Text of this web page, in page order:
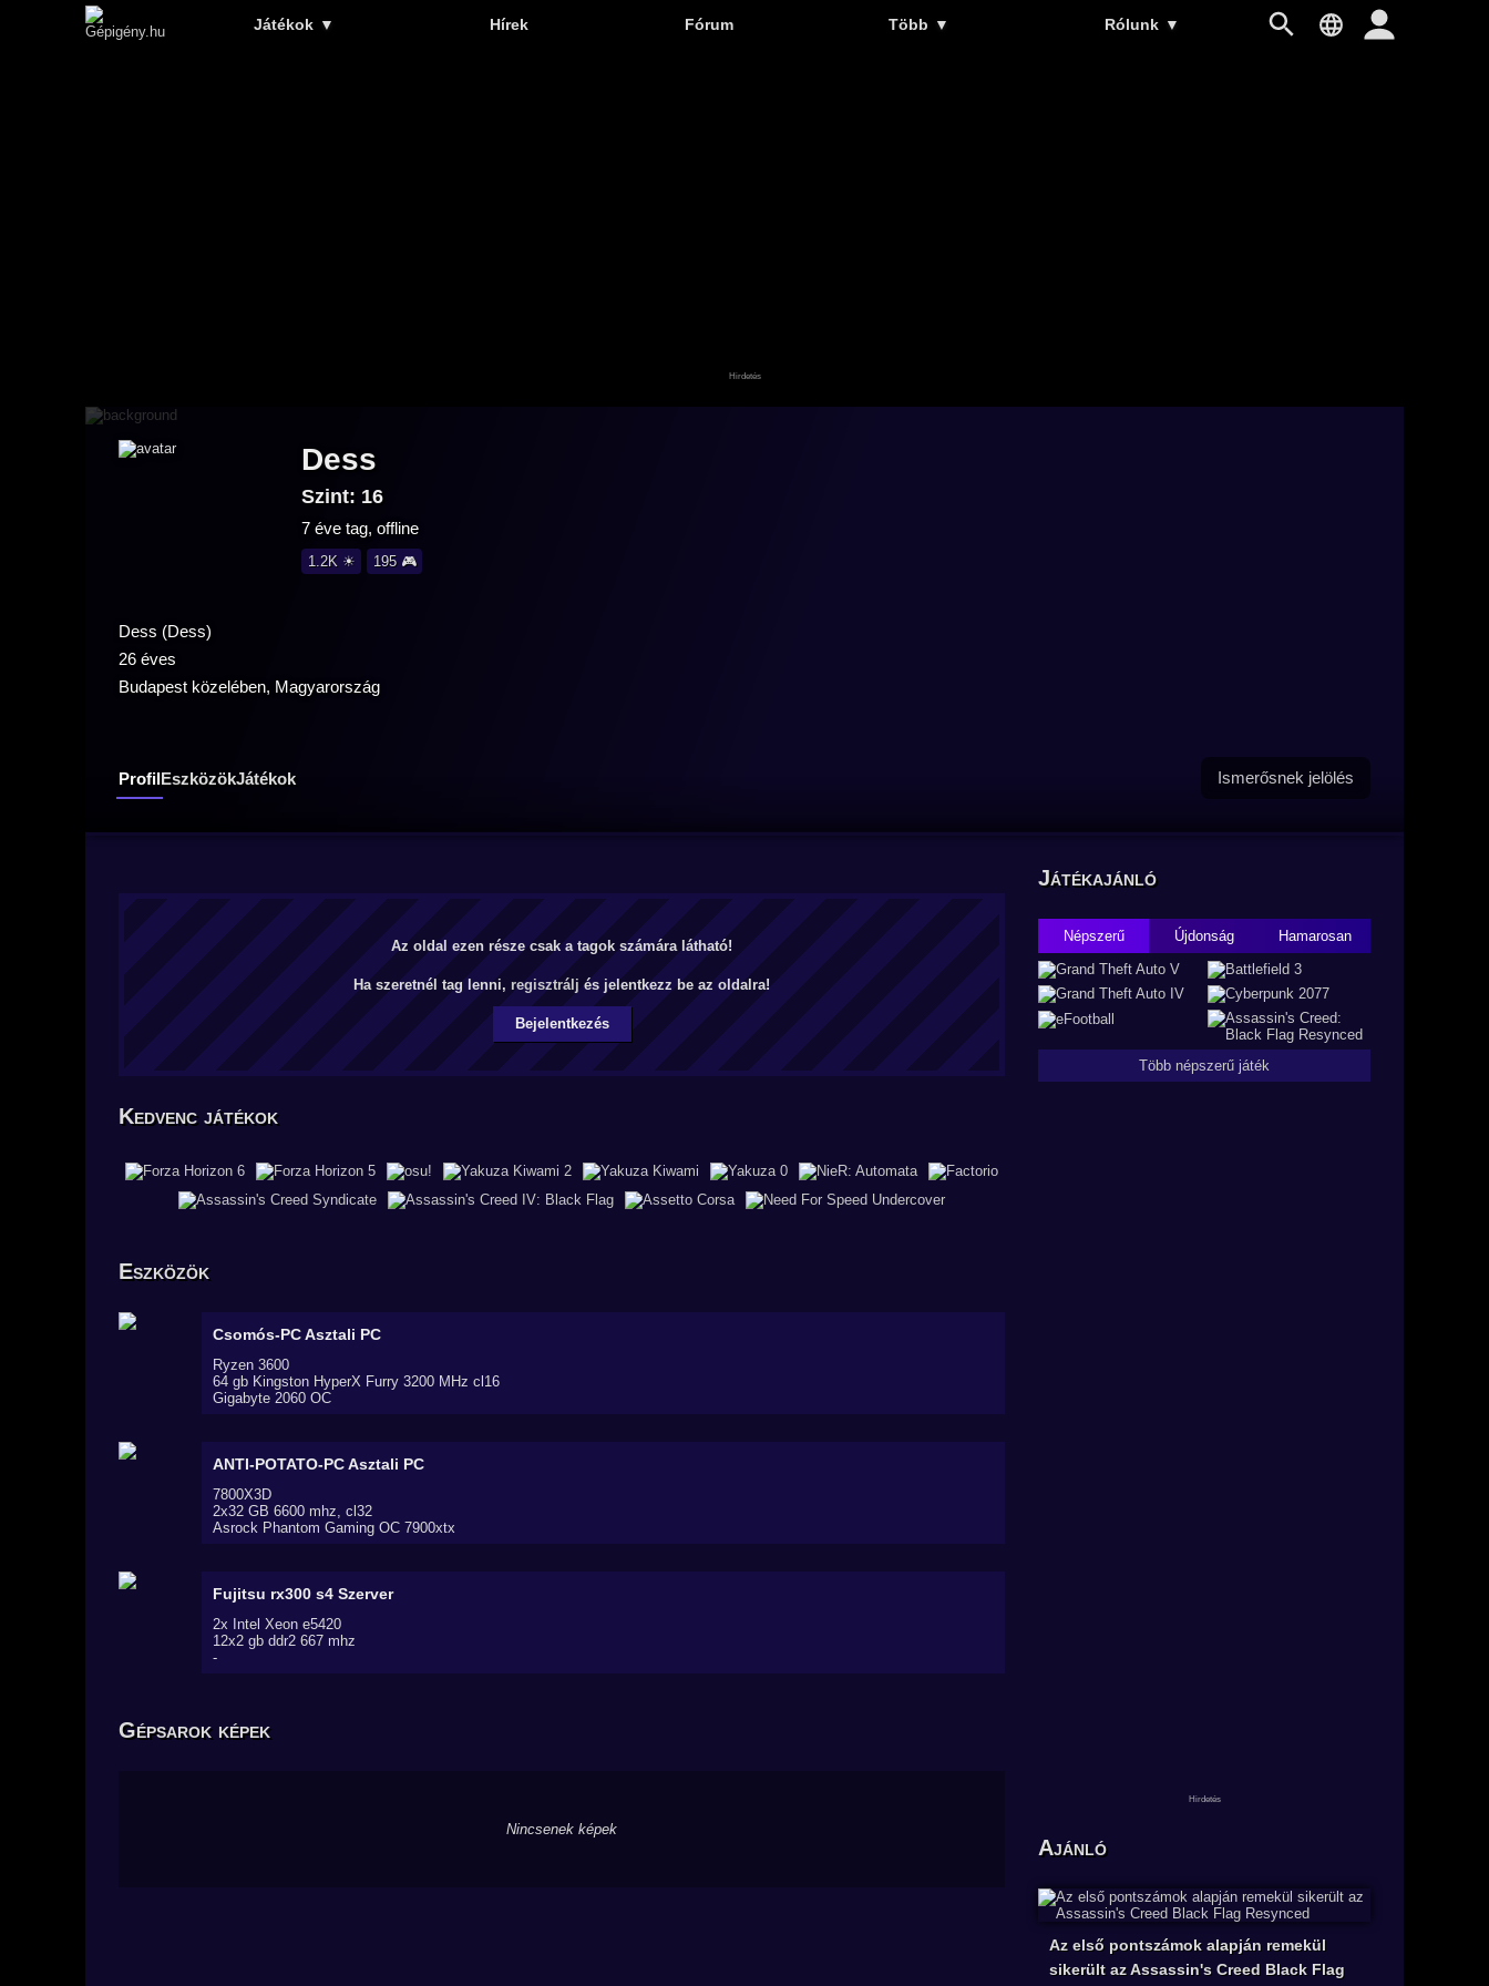
Játékok ▼ Hírek Fórum Több ▼ Rólunk ▼
Dess
Szint: 16
7 éve tag, offline
1.2K ☀ 195 🎮
Dess (Dess)
26 éves
Budapest közelében, Magyarország
ProfilEszközökJátékok Ismerősnek jelölés
Az oldal ezen része csak a tagok számára látható!
Ha szeretnél tag lenni, regisztrálj és jelentkezz be az oldalra!
Bejelentkezés
Kedvenc játékok
Eszközök
Csomós-PCAsztali PC
Ryzen 3600
64 gb Kingston HyperX Furry 3200 MHz cl16
Gigabyte 2060 OC
ANTI-POTATO-PCAsztali PC
7800X3D
2x32 GB 6600 mhz, cl32
Asrock Phantom Gaming OC 7900xtx
Fujitsu rx300 s4 Szerver
2x Intel Xeon e5420
12x2 gb ddr2 667 mhz
-
Gépsarok képek
Nincsenek képek
Játékajánló
Népszerű Újdonság Hamarosan
Több népszerű játék
Ajánló
Az első pontszámok alapján remekül
sikerült az Assassin's Creed Black Flag